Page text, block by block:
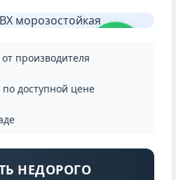
производителя
доступной цене
НЕДОРОГО